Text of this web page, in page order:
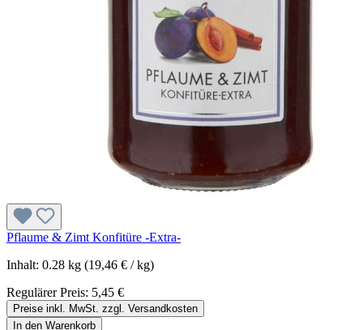
Pflaume & Zimt Konfitüre -Extra-
Inhalt: 0.28 kg (19,46 € / kg)
Regulärer Preis: 5,45 €
Preise inkl. MwSt. zzgl. Versandkosten
In den Warenkorb